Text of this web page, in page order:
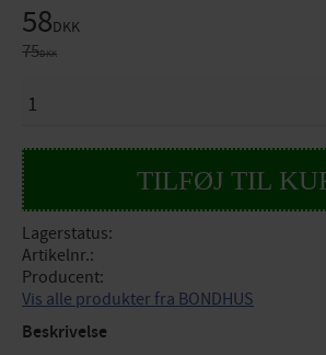
Nedsat pris:
58DKK
Original pris:
75DKK
Lagerstatus
Artikelnr.
Producent
Vis alle produkter fra BONDHUS
Beskrivelse